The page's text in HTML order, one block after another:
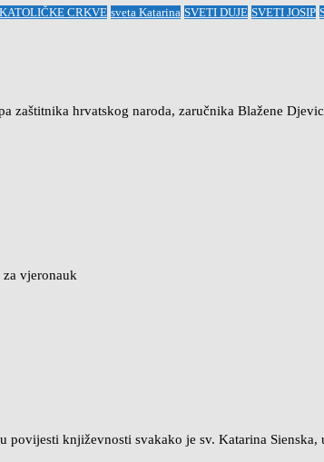
CRKVE sveta Katarina SVETI DUJE SVETI JOSIP
zaštitnika hrvatskog naroda, zaručnika Blažene
vjeronauk
povijesti književnosti svakako je sv. Katarina